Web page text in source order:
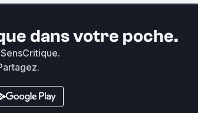
dans votre poche.